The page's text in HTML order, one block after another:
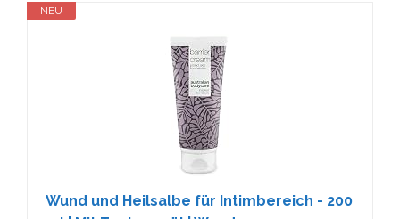
NEU
Wund und Heilsalbe für Intimbereich - 200